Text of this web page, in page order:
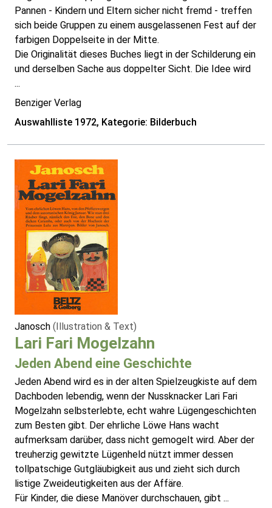
Pannen - Kindern und Eltern sicher nicht fremd - treffen
sich beide Gruppen zu einem ausgelassenen Fest auf der
farbigen Doppelseite in der Mitte.
Die Originalität dieses Buches liegt in der Schilderung ein
und derselben Sache aus doppelter Sicht. Die Idee wird
...
Benziger Verlag
Auswahlliste 1972, Kategorie: Bilderbuch
Janosch (Illustration & Text)
Lari Fari Mogelzahn
Jeden Abend eine Geschichte
Jeden Abend wird es in der alten Spielzeugkiste auf dem
Dachboden lebendig, wenn der Nussknacker Lari Fari
Mogelzahn selbsterlebte, echt wahre Lügengeschichten
zum Besten gibt. Der ehrliche Löwe Hans wacht
aufmerksam darüber, dass nicht gemogelt wird. Aber der
treuherzig gewitzte Lügenheld nützt immer dessen
tollpatschige Gutgläubigkeit aus und zieht sich durch
listige Zweideutigkeiten aus der Affäre.
Für Kinder, die diese Manöver durchschauen, gibt ...